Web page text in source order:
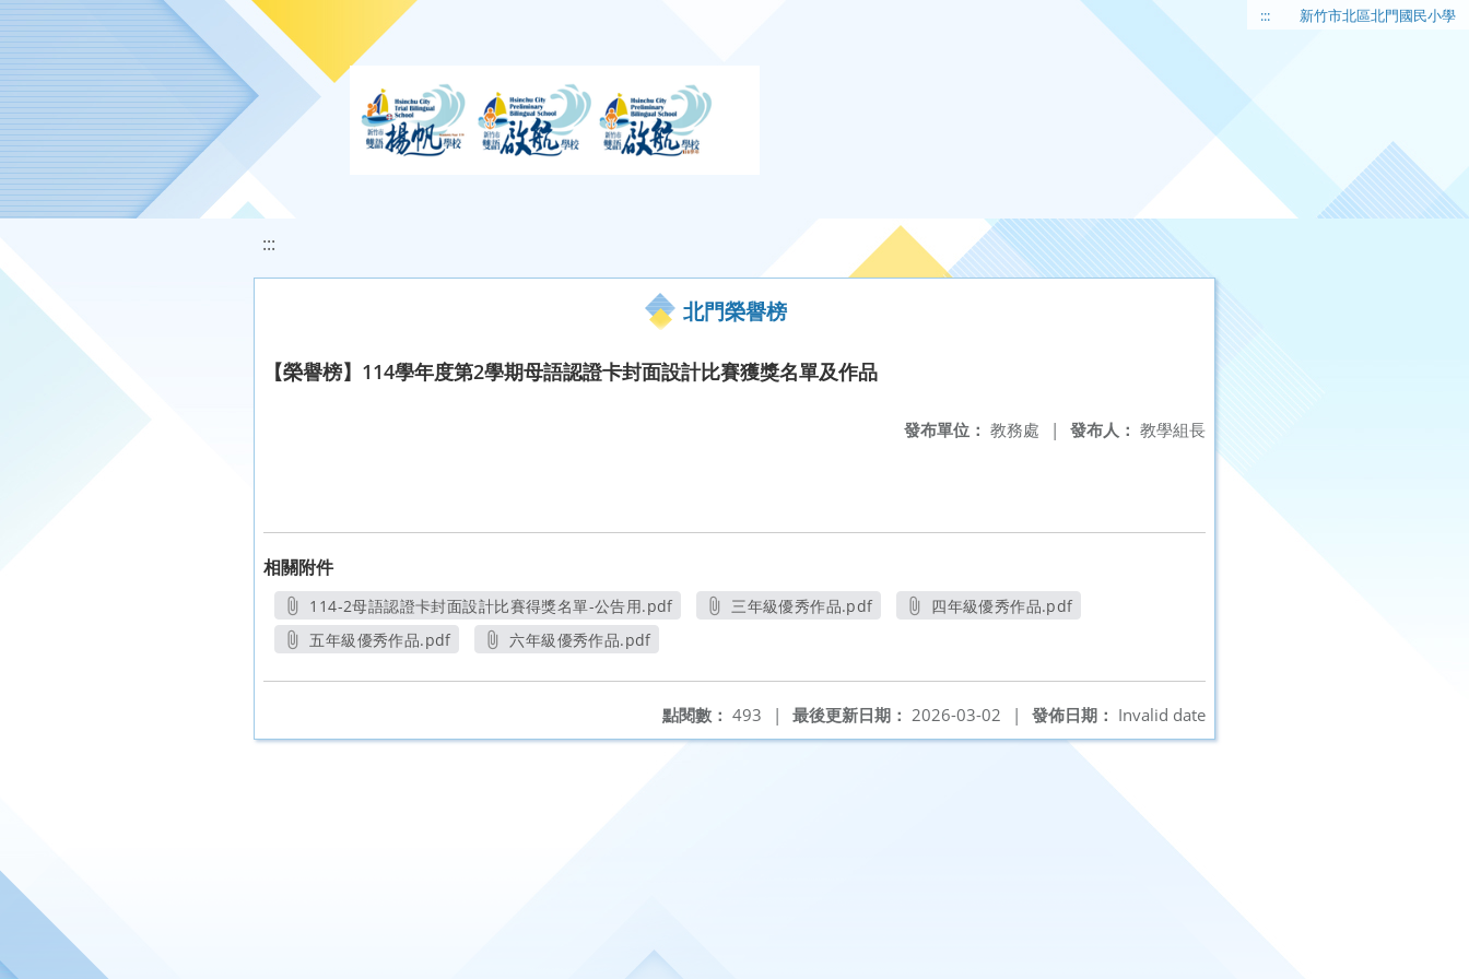
移至網頁之主要內容區位置 ::: 新竹市北區北門國民小學
:::
北門榮譽榜
【榮譽榜】114學年度第2學期母語認證卡封面設計比賽獲獎名單及作品
發布人： 教學組長
發布單位： 教務處 |
相關附件
114-2母語認證卡封面設計比賽得獎名單-公告用.pdf
另開新視窗
三年級優秀作品.pdf
四年級優秀作品.pdf
五年級優秀作品.pdf
六年級優秀作品.pdf
發佈日期： Invalid date
最後更新日期： 2026-03-02 |
點閱數： 493 |